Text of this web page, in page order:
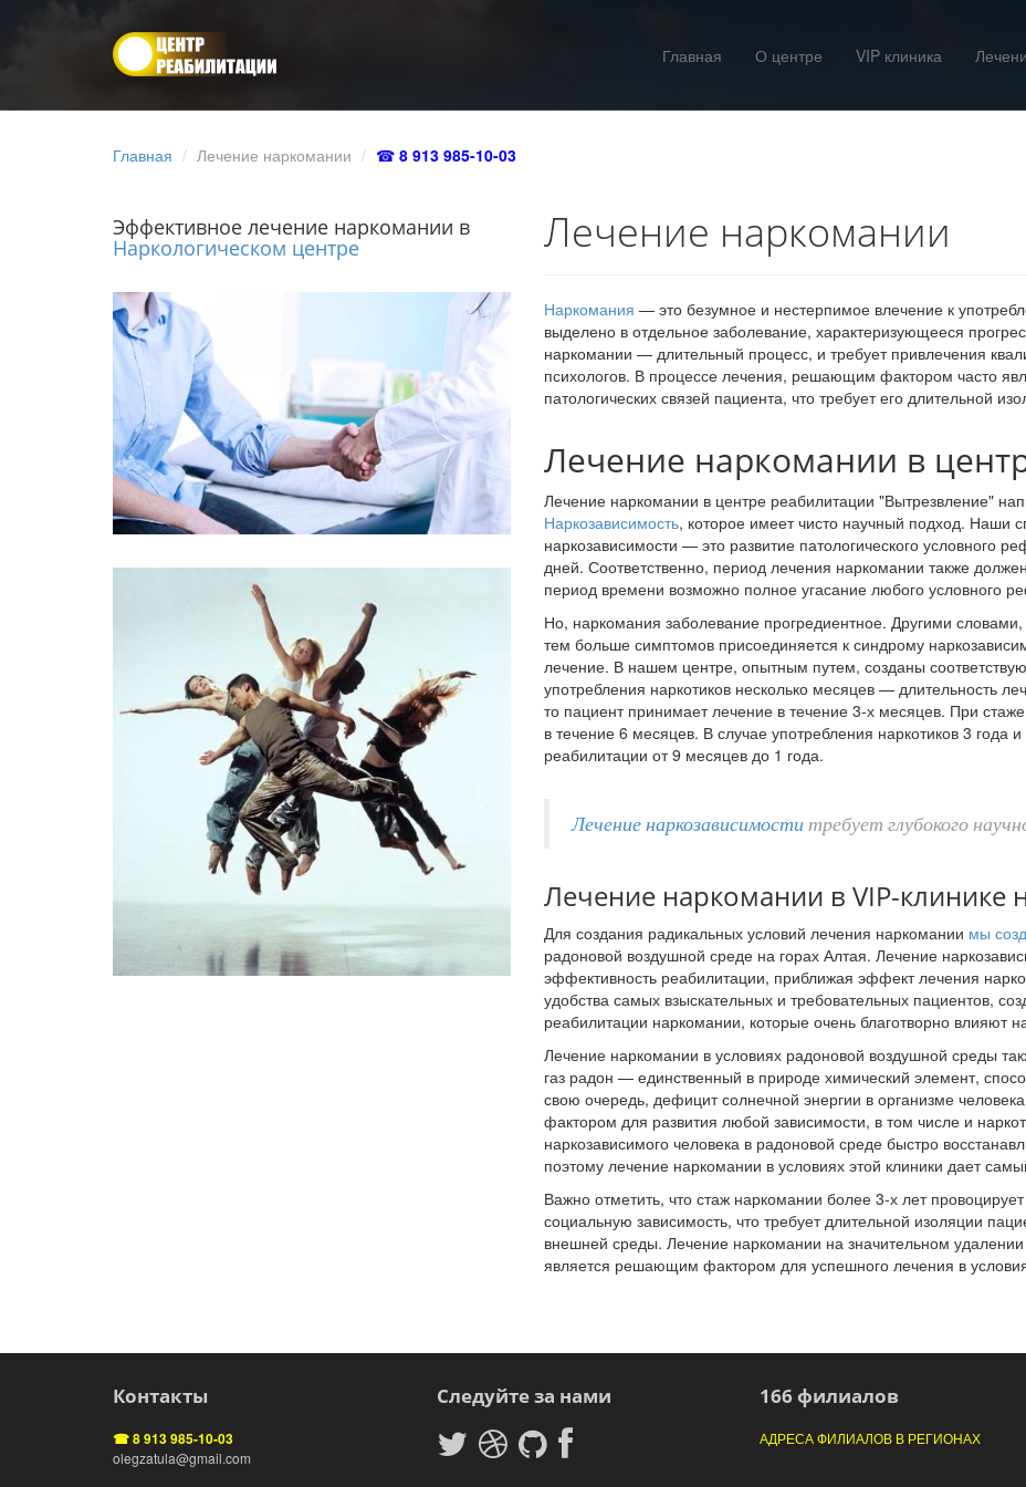
Главная О центре VIP клиника
Главная Лечение наркомании ☎ 8 913 985-10-03
Эффективное лечение наркомании в
Наркологическом центре Лечение наркомании
Наркомания — это безумное и нестерпимое влечение к
выделено в отдельное заболевание, характеризующееся
наркомании — длительный процесс, и требует привлечения
психологов. В процессе лечения, решающим фактором часто
патологических связей пациента, что требует его длительной
Лечение наркомании в
Лечение наркомании в центре реабилитации "Вытрезвление"
Наркозависимость, которое имеет чисто научный подход. Наши
наркозависимости — это развитие патологического условного
дней. Соответственно, период лечения наркомании также
период времени возможно полное угасание любого условного
Но, наркомания заболевание прогредиентное. Другими
тем больше симптомов присоединяется к синдрому
лечение. В нашем центре, опытным путем, созданы
употребления наркотиков несколько месяцев — длительность
то пациент принимает лечение в течение 3-х месяцев. При
в течение 6 месяцев. В случае употребления наркотиков 3 года
реабилитации от 9 месяцев до 1 года.
Лечение наркозависимоститребует глубокого
Лечение наркомании в VIP-клинике
Для создания радикальных условий лечения наркомании мы
радоновой воздушной среде на горах Алтая. Лечение
эффективность реабилитации, приближая эффект лечения
удобства самых взыскательных и требовательных пациентов,
реабилитации наркомании, которые очень благотворно влияют
Лечение наркомании в условиях радоновой воздушной среды
газ радон — единственный в природе химический элемент,
свою очередь, дефицит солнечной энергии в организме
фактором для развития любой зависимости, в том числе и
наркозависимого человека в радоновой среде быстро
поэтому лечение наркомании в условиях этой клиники дает
Важно отметить, что стаж наркомании более 3-х лет
социальную зависимость, что требует длительной изоляции
внешней среды. Лечение наркомании на значительном удалении
является решающим фактором для успешного лечения в
Контакты
☎ 8 913 985-10-03
olegzatula@gmail.com
Следуйте за нами 166 филиалов
АДРЕСА ФИЛИАЛОВ В РЕГИОНАХ